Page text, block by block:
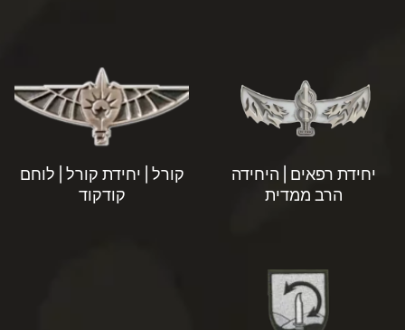
יחידת רפאים | היחידה
הרב ממדית
קורל | יחידת קורל | לוחם
קודקוד